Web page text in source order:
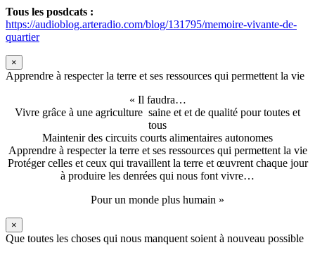
Tous les posdcats :
https://audioblog.arteradio.com/blog/131795/memoire-vivante-de-
quartier
×
Apprendre à respecter la terre et ses ressources qui permettent la vie
« Il faudra…
Vivre grâce à une agriculture saine et et de qualité pour toutes et
tous
Maintenir des circuits courts alimentaires autonomes
Apprendre à respecter la terre et ses ressources qui permettent la vie
Protéger celles et ceux qui travaillent la terre et œuvrent chaque jour
à produire les denrées qui nous font vivre…
Pour un monde plus humain »
×
Que toutes les choses qui nous manquent soient à nouveau possible